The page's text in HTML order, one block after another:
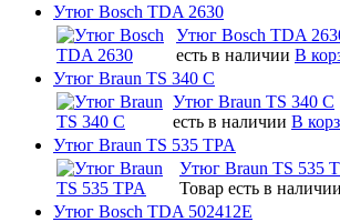
Утюг Bosch TDA 2630
Утюг Bosch TDA
есть в наличии В
Утюг Braun TS 340 C
Утюг Braun TS 340 C
есть в наличии В
Утюг Braun TS 535 TPA
Утюг Braun TS 535
Товар есть в наличии
Утюг Bosch TDA 502412E